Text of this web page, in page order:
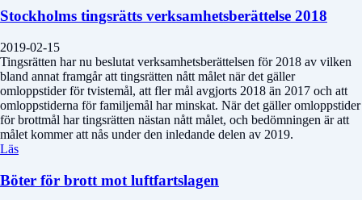
Stockholms tingsrätts verksamhetsberättelse 2018
2019-02-15
Tingsrätten har nu beslutat verksamhetsberättelsen för 2018 av vilken
bland annat framgår att tingsrätten nått målet när det gäller
omloppstider för tvistemål, att fler mål avgjorts 2018 än 2017 och att
omloppstiderna för familjemål har minskat. När det gäller omloppstider
för brottmål har tingsrätten nästan nått målet, och bedömningen är att
målet kommer att nås under den inledande delen av 2019.
Läs
Böter för brott mot luftfartslagen